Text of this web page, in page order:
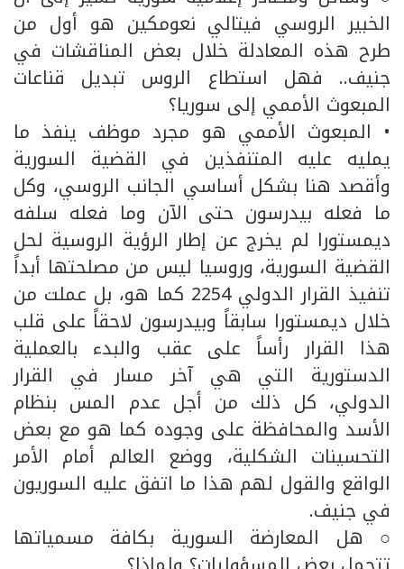
الخبير الروسي فيتالي نعومكين هو أول من
طرح هذه المعادلة خلال بعض المناقشات في
جنيف.. فهل استطاع الروس تبديل قناعات
المبعوث الأممي إلى سوريا؟
• المبعوث الأممي هو مجرد موظف ينفذ ما
يمليه عليه المتنفذين في القضية السورية
وأقصد هنا بشكل أساسي الجانب الروسي، وكل
ما فعله بيدرسون حتى الآن وما فعله سلفه
ديمستورا لم يخرج عن إطار الرؤية الروسية لحل
القضية السورية، وروسيا ليس من مصلحتها أبداً
تنفيذ القرار الدولي 2254 كما هو، بل عملت من
خلال ديمستورا سابقاً وبيدرسون لاحقاً على قلب
هذا القرار رأساً على عقب والبدء بالعملية
الدستورية التي هي آخر مسار في القرار
الدولي، كل ذلك من أجل عدم المس بنظام
الأسد والمحافظة على وجوده كما هو مع بعض
التحسينات الشكلية، ووضع العالم أمام الأمر
الواقع والقول لهم هذا ما اتفق عليه السوريون
في جنيف.
○ هل المعارضة السورية بكافة مسمياتها